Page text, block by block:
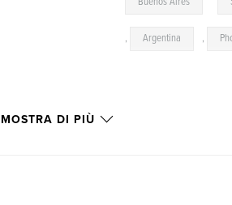
, Argentina ,
MOSTRA DI PIÙ